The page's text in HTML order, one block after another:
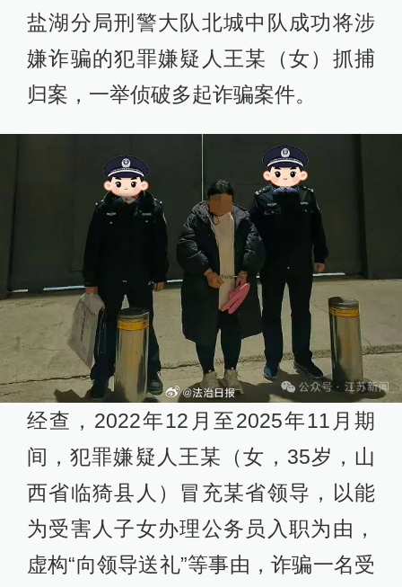
盐湖分局刑警大队北城中队成功将涉
嫌诈骗的犯罪嫌疑人王某（女）抓捕
归案，一举侦破多起诈骗案件。
经查，2022年12月至2025年11月期
间，犯罪嫌疑人王某（女，35岁，山
西省临猗县人）冒充某省领导，以能
为受害人子女办理公务员入职为由，
虚构“向领导送礼”等事由，诈骗一名受